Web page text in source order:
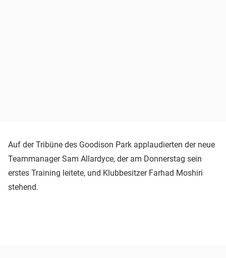
Auf der Tribüne des Goodison Park applaudierten der neue
Teammanager Sam Allardyce, der am Donnerstag sein
erstes Training leitete, und Klubbesitzer Farhad Moshiri
stehend.